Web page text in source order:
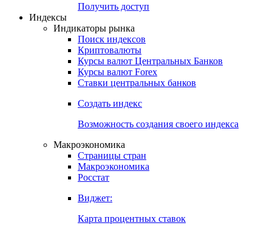
Получить доступ
Индексы
Индикаторы рынка
Поиск индексов
Криптовалюты
Курсы валют Центральных Банков
Курсы валют Forex
Ставки центральных банков
Создать индекс
Возможность создания своего индекса
Макроэкономика
Страницы стран
Макроэкономика
Росстат
Виджет:
Карта процентных ставок